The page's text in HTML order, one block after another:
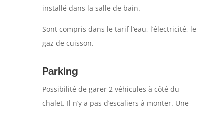
installé dans la salle de bain.
Sont compris dans le tarif l’eau, l’électricité, le
gaz de cuisson.
Parking
Possibilité de garer 2 véhicules à côté du
chalet. Il n’y a pas d’escaliers à monter. Une